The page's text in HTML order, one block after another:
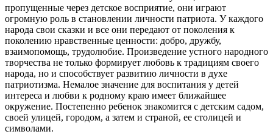
пропущенные через детское восприятие, они играют
огромную роль в становлении личности патриота. У каждого
народа свои сказки и все они передают от поколения к
поколению нравственные ценности: добро, дружбу,
взаимопомощь, трудолюбие. Произведение устного народного
творчества не только формирует любовь к традициям своего
народа, но и способствует развитию личности в духе
патриотизма. Немалое значение для воспитания у детей
интереса и любви к родному краю имеет ближайшее
окружение. Постепенно ребенок знакомится с детским садом,
своей улицей, городом, а затем и страной, ее столицей и
символами.